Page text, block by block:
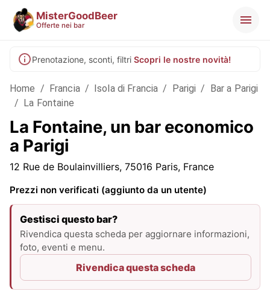
MisterGoodBeer
Offerte nei bar
Prenotazione, sconti, filtri Scopri le nostre novità!
Home / Francia / Isola di Francia / Parigi / Bar a Parigi
/ La Fontaine
La Fontaine, un bar economico
a Parigi
12 Rue de Boulainvilliers, 75016 Paris, France
Prezzi non verificati (aggiunto da un utente)
Gestisci questo bar?
Rivendica questa scheda per aggiornare informazioni,
foto, eventi e menu.
Rivendica questa scheda